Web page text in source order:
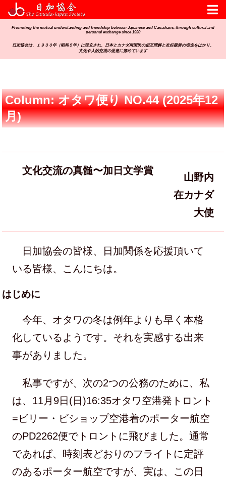
Promoting the mutual understanding and friendship between Japanese and Canadians, through cultural and
personal exchange since 1930
日加協会は、１９３０年（昭和５年）に設立され、日本とカナダ両国民の相互理解と友好親善の増進をはかり、
文化や人的交流の促進に努めています
Column: オタワ便り NO.44 (2025年12
月)
文化交流の真髄〜加日文学賞
山野内
在カナダ
大使
日加協会の皆様、日加関係を応援頂いて
いる皆様、こんにちは。
はじめに
今年、オタワの冬は例年よりも早く本格
化しているようです。それを実感する出来
事がありました。
私事ですが、次の2つの公務のために、私
は、11月9日(日)16:35オタワ空港発トロント
=ビリー・ビショップ空港着のポーター航空
のPD2262便でトロントに飛びました。通常
であれば、時刻表どおりのフライトに定評
のあるポーター航空ですが、実は、この日